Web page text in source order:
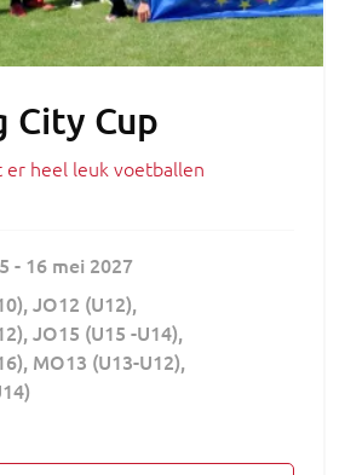
City Cup
er heel leuk voetballen
- 16 mei 2027
JO12 (U12)
JO15 (U15 -U14)
MO13 (U13-U12)